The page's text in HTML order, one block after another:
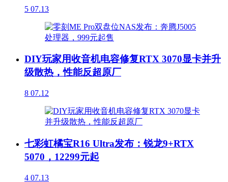
5 07.13
DIY玩家用收音机电容修复RTX 3070显卡并升
级散热，性能反超原厂
8 07.12
七彩虹橘宝R16 Ultra发布：锐龙9+RTX
5070，12299元起
4 07.13